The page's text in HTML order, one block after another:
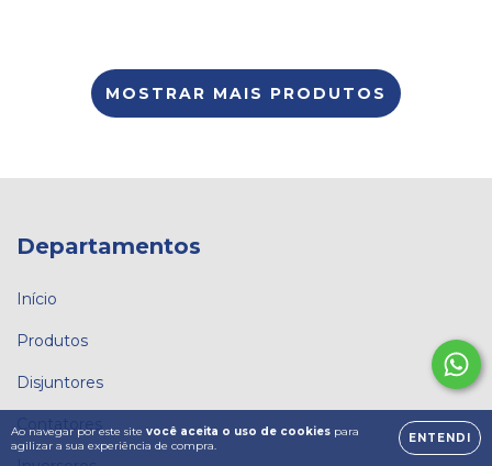
Ao navegar por este site você aceita o uso de cookies para
agilizar a sua experiência de compra.
ENTENDI
MOSTRAR MAIS PRODUTOS
Departamentos
Início
Produtos
Disjuntores